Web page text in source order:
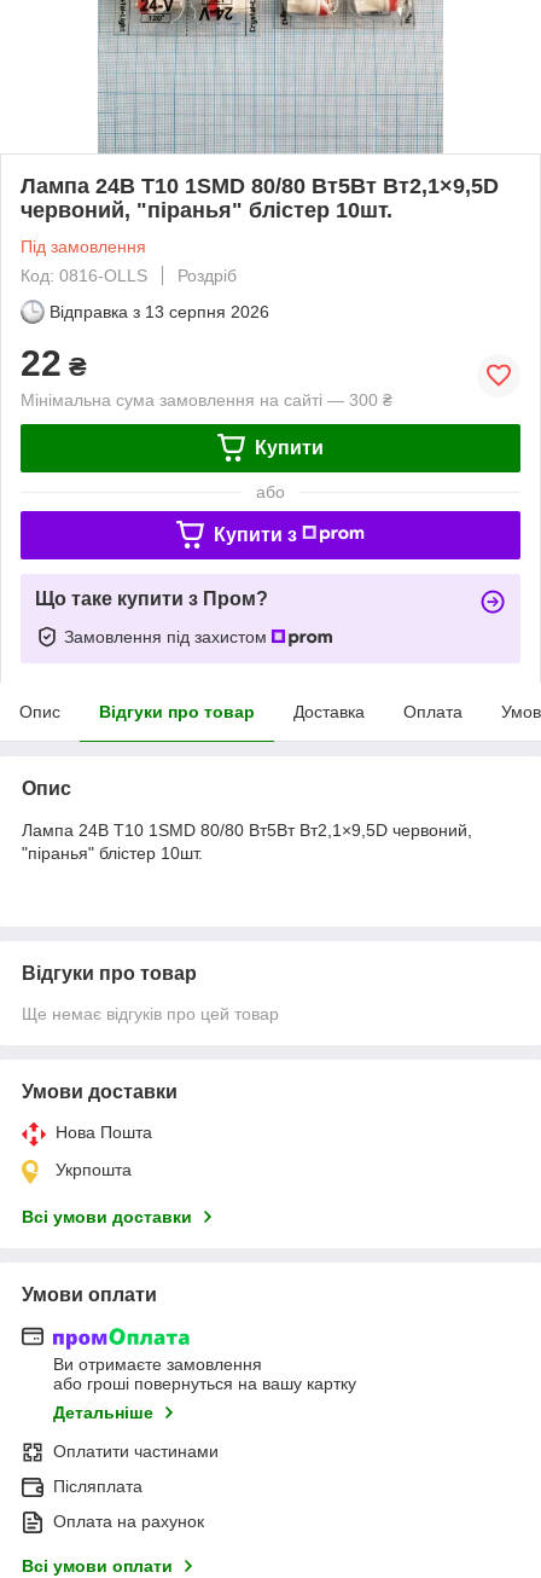
Лампа 24В T10 1SMD 80/80 Вт5Вт Вт2,1×9,5D
червоний, "піранья" блістер 10шт.
Під замовлення
Код: 0816-OLLS
Роздріб
Відправка з 13 серпня 2026
22 ₴
Мінімальна сума замовлення на сайті — 300 ₴
Купити
або
Купити з
Що таке купити з Пром?
Замовлення під захистом
Опис Відгуки про товар Доставка Оплата
Опис
Лампа 24В T10 1SMD 80/80 Вт5Вт Вт2,1×9,5D червоний,
"піранья" блістер 10шт.
Відгуки про товар
Ще немає відгуків про цей товар
Умови доставки
Нова Пошта
Укрпошта
Всі умови доставки
Умови оплати
Ви отримаєте замовлення
або гроші повернуться на вашу картку
Детальніше
Оплатити частинами
Післяплата
Оплата на рахунок
Всі умови оплати